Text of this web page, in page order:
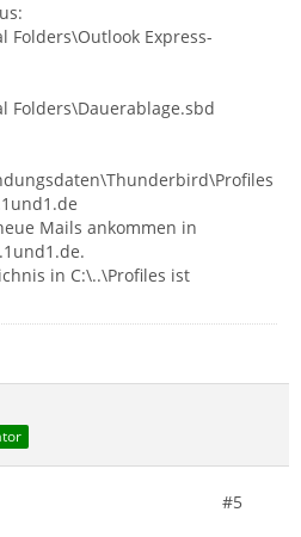
Folders\Outlook Express-
Folders\Dauerablage.sbd
Mails ankommen in
in C:\..\Profiles ist
#5